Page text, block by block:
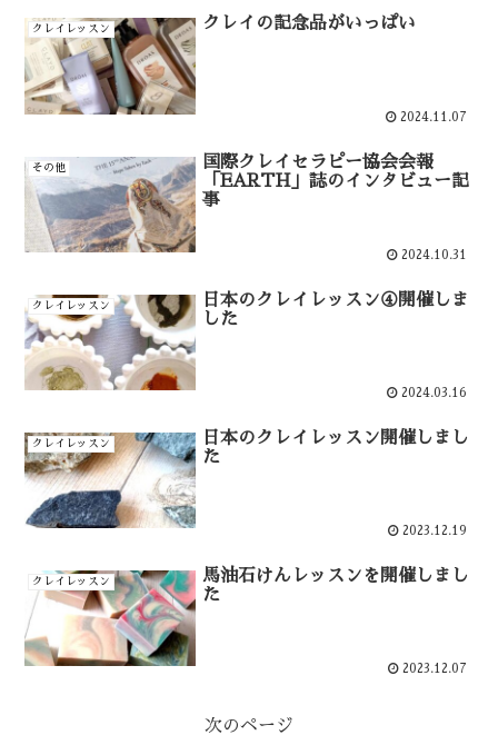
クレイレッスン クレイの記念品がいっぱい
2024.11.07
その他
国際クレイセラピー協会会報
「EARTH」誌のインタビュー記
事
2024.10.31
クレイレッスン
日本のクレイレッスン④開催しま
した
2024.03.16
クレイレッスン
日本のクレイレッスン開催しまし
た
2023.12.19
クレイレッスン
馬油石けんレッスンを開催しまし
た
2023.12.07
次のページ